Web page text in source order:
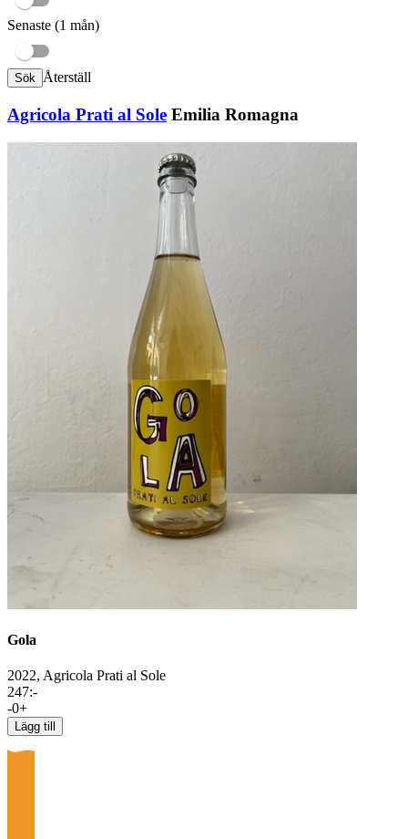
Senaste (1 mån)
Sök Återställ
Agricola Prati al Sole Emilia Romagna
Gola
2022, Agricola Prati al Sole
247:-
-0+
Lägg till